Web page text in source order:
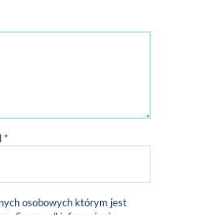
*
osobowych którym jest